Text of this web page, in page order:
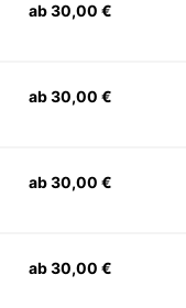
ab 30,00 €
ab 30,00 €
ab 30,00 €
ab 30,00 €